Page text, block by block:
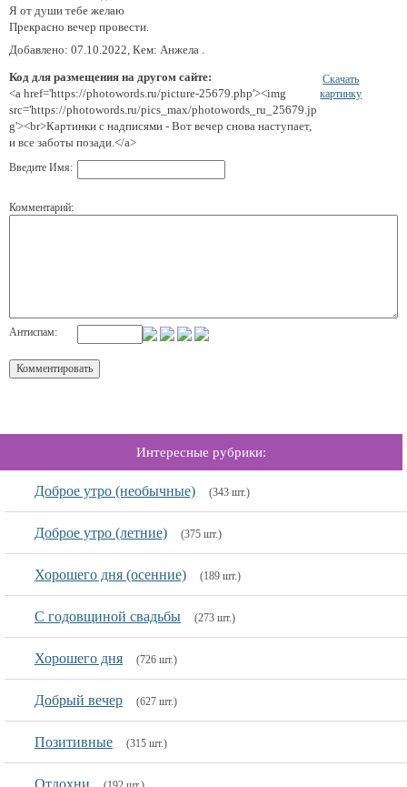
Я от души тебе желаю
Прекрасно вечер провести.
Добавлено: 07.10.2022, Кем: Анжела .
Код для размещения на другом сайте:
<a href='https://photowords.ru/picture-25679.php'><img
src='https://photowords.ru/pics_max/photowords_ru_25679.jp
g'><br>Картинки с надписями - Вот вечер снова наступает,
и все заботы позади.</a>
Скачать
картинку
Введите Имя:
Комментарий:
Антиспам:
Интересные рубрики:
Доброе утро (необычные) (343 шт.)
Доброе утро (летние) (375 шт.)
Хорошего дня (осенние) (189 шт.)
C годовщиной свадьбы (273 шт.)
Хорошего дня (726 шт.)
Добрый вечер (627 шт.)
Позитивные (315 шт.)
Отдохни